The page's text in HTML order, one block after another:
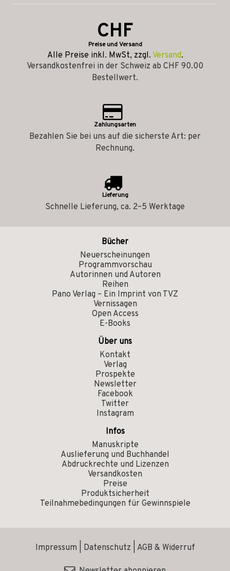
CHF
Preise und Versand
Alle Preise inkl. MwSt, zzgl. Versand.
Versandkostenfrei in der Schweiz ab CHF 90.00
Bestellwert.
Zahlungsarten
Bezahlen Sie bei uns auf die sicherste Art: per
Rechnung.
Lieferung
Schnelle Lieferung, ca. 2–5 Werktage
Bücher
Neuerscheinungen
Programmvorschau
Autorinnen und Autoren
Reihen
Pano Verlag – Ein Imprint von TVZ
Vernissagen
Open Access
E-Books
Über uns
Kontakt
Verlag
Prospekte
Newsletter
Facebook
Twitter
Instagram
Infos
Manuskripte
Auslieferung und Buchhandel
Abdruckrechte und Lizenzen
Versandkosten
Preise
Produktsicherheit
Teilnahmebedingungen für Gewinnspiele
Impressum Datenschutz AGB & Widerruf